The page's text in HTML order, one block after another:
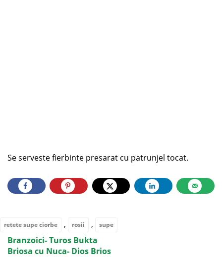
Se serveste fierbinte presarat cu patrunjel tocat.
retete supe ciorbe , rosii , supe
Branzoici- Turos Bukta
Briosa cu Nuca- Dios Brios